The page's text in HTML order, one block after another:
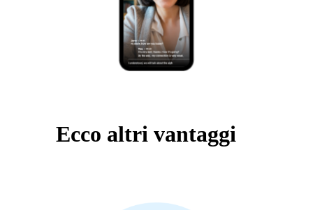
Ecco altri vantaggi